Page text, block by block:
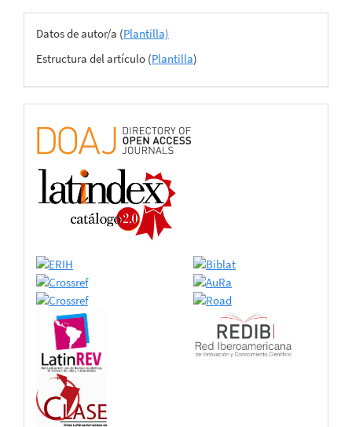
Archivos
del
envío
Datos de autor/a (Plantilla)
Estructura del artículo (Plantilla)
certificado
de
adhesión